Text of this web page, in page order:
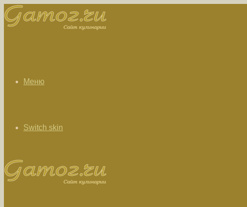
Меню
Switch skin